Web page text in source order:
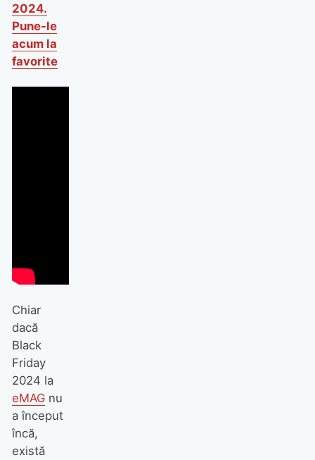
2024.
Pune-le
acum la
favorite
Chiar
dacă
Black
Friday
2024 la
eMAGnu
a început
încă,
există